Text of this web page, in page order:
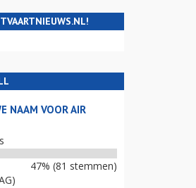
NAAM VOOR AIR
47% (81 stemmen)